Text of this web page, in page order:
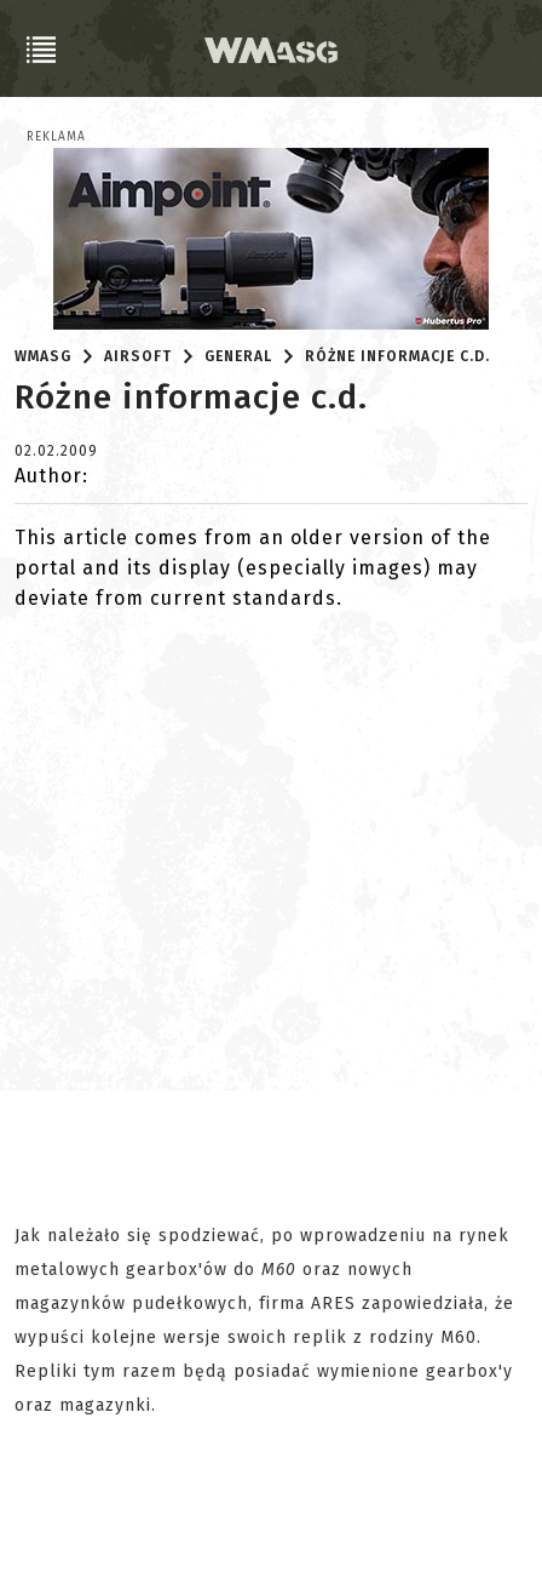
REKLAMA
WMASG AIRSOFT GENERAL RÓŻNE INFORMACJE C.D.
Różne informacje c.d.
02.02.2009
Author:
This article comes from an older version of the
portal and its display (especially images) may
deviate from current standards.
Jak należało się spodziewać, po wprowadzeniu na rynek
metalowych gearbox'ów do M60 oraz nowych
magazynków pudełkowych, firma ARES zapowiedziała, że
wypuści kolejne wersje swoich replik z rodziny M60.
Repliki tym razem będą posiadać wymienione gearbox'y
oraz magazynki.